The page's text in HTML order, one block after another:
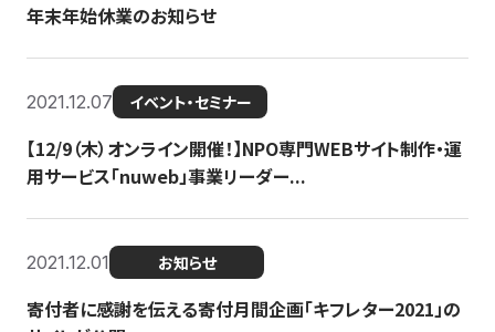
年末年始休業のお知らせ
2021.12.07 イベント・セミナー
【12/9（木）オンライン開催！】NPO専門WEBサイト制作・運
用サービス「nuweb」事業リーダー...
2021.12.01 お知らせ
寄付者に感謝を伝える寄付月間企画「キフレター2021」の